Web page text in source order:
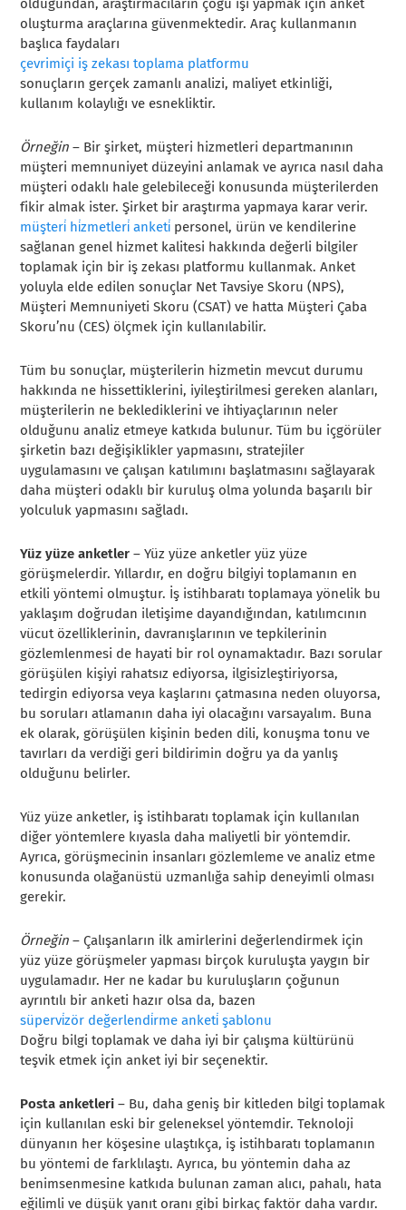
olduğundan, araştırmacıların çoğu işi yapmak için anket
oluşturma araçlarına güvenmektedir. Araç kullanmanın
başlıca faydaları
çevrimiçi iş zekası toplama platformu
sonuçların gerçek zamanlı analizi, maliyet etkinliği,
kullanım kolaylığı ve esnekliktir.
Örneğin – Bir şirket, müşteri hizmetleri departmanının
müşteri memnuniyet düzeyini anlamak ve ayrıca nasıl daha
müşteri odaklı hale gelebileceği konusunda müşterilerden
fikir almak ister. Şirket bir araştırma yapmaya karar verir.
müşteri̇ hi̇zmetleri̇ anketi̇ personel, ürün ve kendilerine
sağlanan genel hizmet kalitesi hakkında değerli bilgiler
toplamak için bir iş zekası platformu kullanmak. Anket
yoluyla elde edilen sonuçlar Net Tavsiye Skoru (NPS),
Müşteri Memnuniyeti Skoru (CSAT) ve hatta Müşteri Çaba
Skoru’nu (CES) ölçmek için kullanılabilir.
Tüm bu sonuçlar, müşterilerin hizmetin mevcut durumu
hakkında ne hissettiklerini, iyileştirilmesi gereken alanları,
müşterilerin ne beklediklerini ve ihtiyaçlarının neler
olduğunu analiz etmeye katkıda bulunur. Tüm bu içgörüler
şirketin bazı değişiklikler yapmasını, stratejiler
uygulamasını ve çalışan katılımını başlatmasını sağlayarak
daha müşteri odaklı bir kuruluş olma yolunda başarılı bir
yolculuk yapmasını sağladı.
Yüz yüze anketler – Yüz yüze anketler yüz yüze
görüşmelerdir. Yıllardır, en doğru bilgiyi toplamanın en
etkili yöntemi olmuştur. İş istihbaratı toplamaya yönelik bu
yaklaşım doğrudan iletişime dayandığından, katılımcının
vücut özelliklerinin, davranışlarının ve tepkilerinin
gözlemlenmesi de hayati bir rol oynamaktadır. Bazı sorular
görüşülen kişiyi rahatsız ediyorsa, ilgisizleştiriyorsa,
tedirgin ediyorsa veya kaşlarını çatmasına neden oluyorsa,
bu soruları atlamanın daha iyi olacağını varsayalım. Buna
ek olarak, görüşülen kişinin beden dili, konuşma tonu ve
tavırları da verdiği geri bildirimin doğru ya da yanlış
olduğunu belirler.
Yüz yüze anketler, iş istihbaratı toplamak için kullanılan
diğer yöntemlere kıyasla daha maliyetli bir yöntemdir.
Ayrıca, görüşmecinin insanları gözlemleme ve analiz etme
konusunda olağanüstü uzmanlığa sahip deneyimli olması
gerekir.
Örneğin – Çalışanların ilk amirlerini değerlendirmek için
yüz yüze görüşmeler yapması birçok kuruluşta yaygın bir
uygulamadır. Her ne kadar bu kuruluşların çoğunun
ayrıntılı bir anketi hazır olsa da, bazen
süpervi̇zör değerlendi̇rme anketi̇ şablonu
Doğru bilgi toplamak ve daha iyi bir çalışma kültürünü
teşvik etmek için anket iyi bir seçenektir.
Posta anketleri – Bu, daha geniş bir kitleden bilgi toplamak
için kullanılan eski bir geleneksel yöntemdir. Teknoloji
dünyanın her köşesine ulaştıkça, iş istihbaratı toplamanın
bu yöntemi de farklılaştı. Ayrıca, bu yöntemin daha az
benimsenmesine katkıda bulunan zaman alıcı, pahalı, hata
eğilimli ve düşük yanıt oranı gibi birkaç faktör daha vardır.